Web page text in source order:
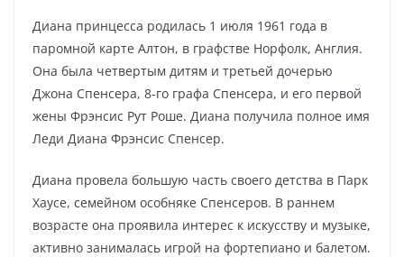
Диана принцесса родилась 1 июля 1961 года в
паромной карте Алтон, в графстве Норфолк, Англия.
Она была четвертым дитям и третьей дочерью
Джона Спенсера, 8-го графа Спенсера, и его первой
жены Фрэнсис Рут Роше. Диана получила полное имя
Леди Диана Фрэнсис Спенсер.
Диана провела большую часть своего детства в Парк
Хаусе, семейном особняке Спенсеров. В раннем
возрасте она проявила интерес к искусству и музыке,
активно занималась игрой на фортепиано и балетом.